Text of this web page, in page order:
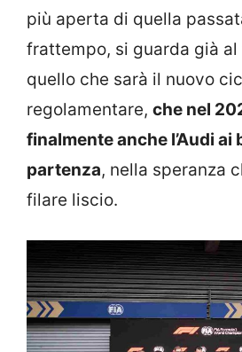
più aperta di quella
frattempo, si guarda già al
quello che sarà il nuovo
regolamentare, che nel
finalmente anche l’Audi ai
partenza, nella speranza
filare liscio.